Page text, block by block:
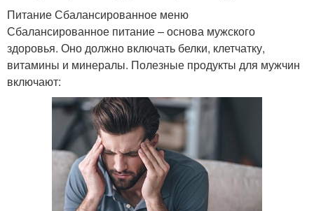
Питание Сбалансированное меню
Сбалансированное питание – основа мужского
здоровья. Оно должно включать белки, клетчатку,
витамины и минералы. Полезные продукты для мужчин
включают: